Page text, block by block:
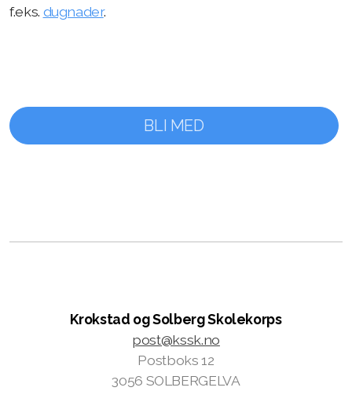
f.eks. dugnader.
BLI MED
Krokstad og Solberg Skolekorps
post@kssk.no
Postboks 12
3056 SOLBERGELVA